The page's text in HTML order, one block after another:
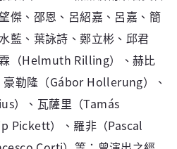
傑、邵恩、呂紹嘉、呂嘉、簡
藍、葉詠詩、鄭立彬、邱君
（Helmuth Rilling）、赫比
勒隆（Gábor Hollerung）、
）、瓦薩里（Tamás
Pickett）、羅非（Pascal